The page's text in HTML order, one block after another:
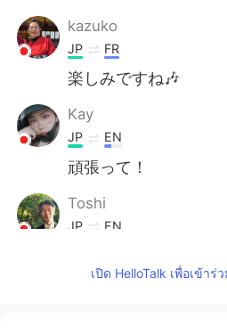
kazuko
JP FR
楽しみですね🎶
Kay
JP EN
頑張って！
Toshi
JP EN
เปิด HelloTalk เพื่อเข้า